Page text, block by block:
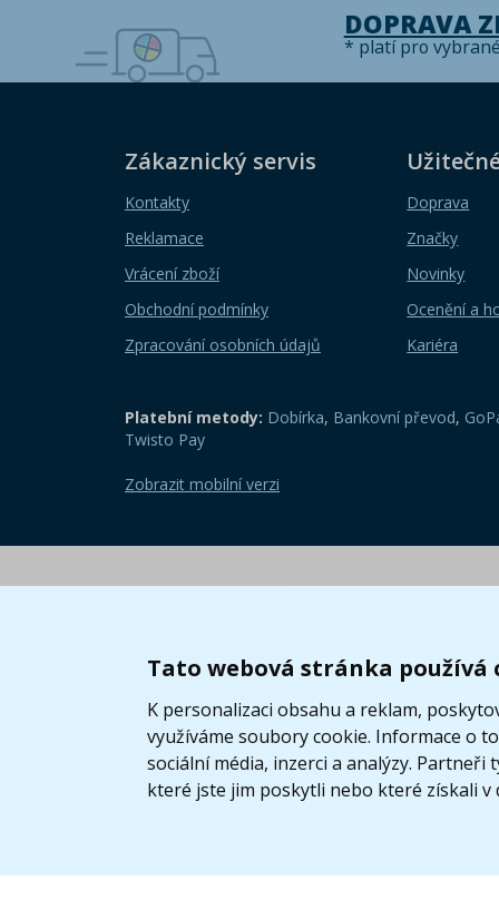
Tato webová stránka používá
K personalizaci obsahu a reklam,
využíváme soubory cookie. Informace o
sociální média, inzerci a analýzy.
které jste jim poskytli nebo které získali
DOPRAVA
* platí pro
Zákaznický servis
Kontakty
Reklamace
Vrácení zboží
Obchodní podmínky
Zpracování osobních údajů
Doprava
Značky
Novinky
Ocenění a
Kariéra
Platební metody: Dobírka, Bankovní převod,
Twisto Pay
Zobrazit mobilní verzi